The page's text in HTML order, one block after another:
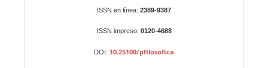
ISSN en línea: 2389-9387
ISSN impreso: 0120-4688
DOI: 10.25100/pfilosofica